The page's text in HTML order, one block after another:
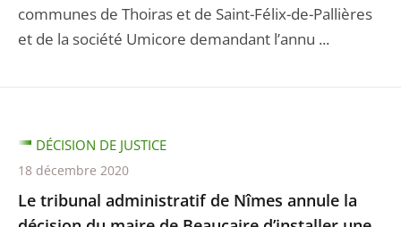
communes de Thoiras et de Saint-Félix-de-Pallières
et de la société Umicore demandant l’annu ...
Le tribunal administratif de Nîmes annule la
DÉCISION DE JUSTICE
18 décembre 2020